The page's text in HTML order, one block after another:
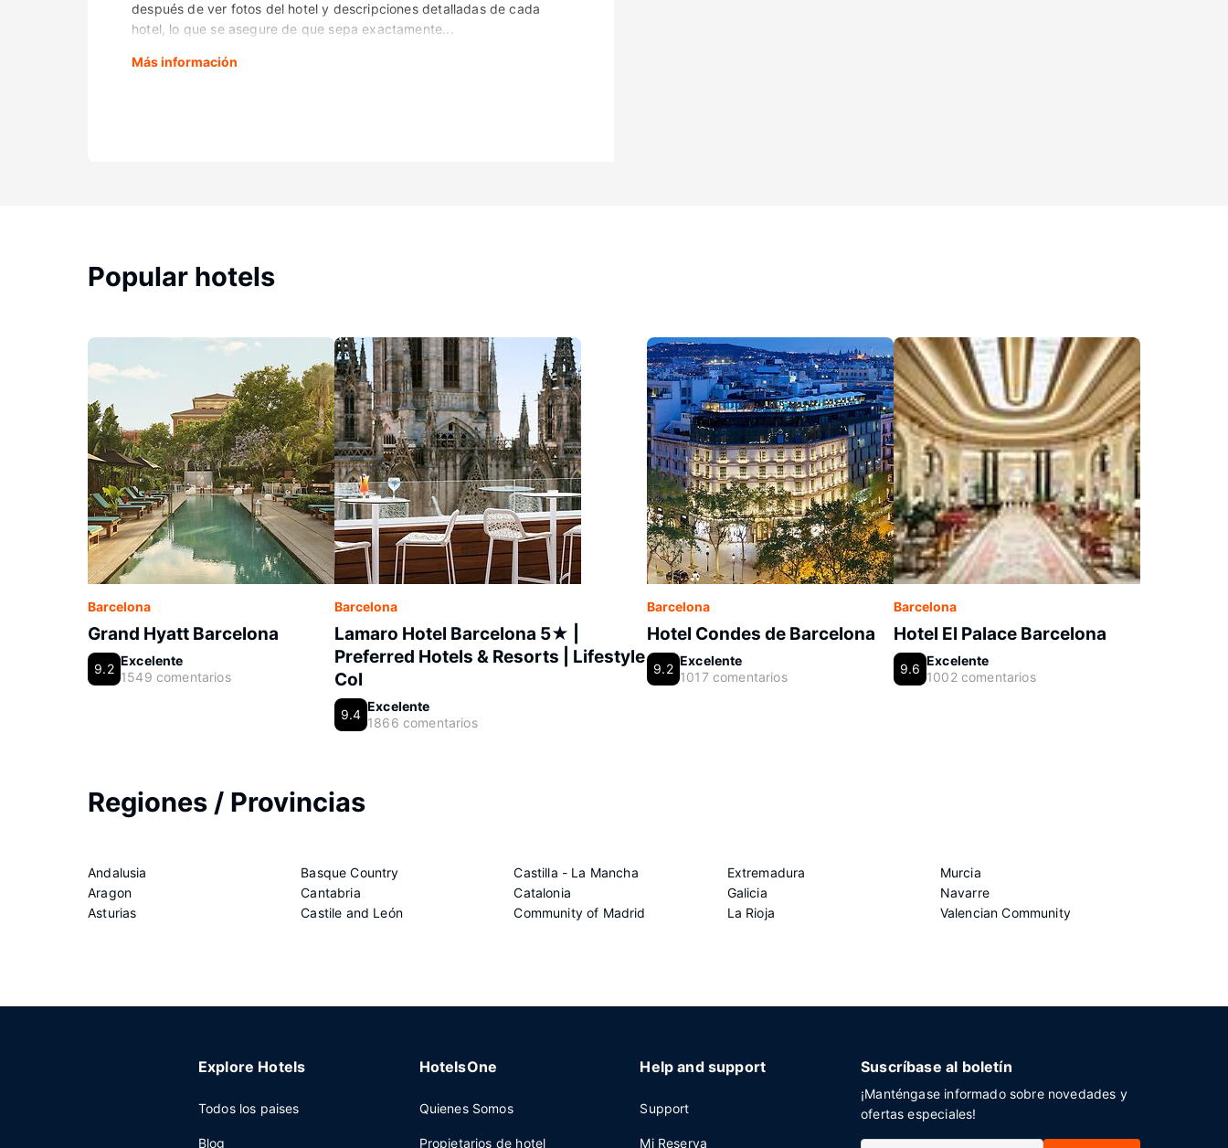
después de ver fotos del hotel y descripciones detalladas de cada
hotel, lo que se asegure de que sepa exactamente...
Más información
Popular hotels
Barcelona
Grand Hyatt Barcelona
9.2
Excelente
1549 comentarios
Barcelona
Lamaro Hotel Barcelona 5★ |
Preferred Hotels & Resorts | Lifestyle
Col
9.4
Excelente
1866 comentarios
Barcelona
Hotel Condes de Barcelona
9.2
Excelente
1017 comentarios
Barcelona
Hotel El Palace Barcelona
9.6
Excelente
1002 comentarios
Regiones / Provincias
Andalusia
Aragon
Asturias
Basque Country
Cantabria
Castile and León
Castilla - La Mancha
Catalonia
Community of Madrid
Extremadura
Galicia
La Rioja
Murcia
Navarre
Valencian Community
Explore Hotels
Todos los paises
Blog
HotelsOne
Quienes Somos
Propietarios de hotel
Help and support
Support
Mi Reserva
Suscríbase al boletín
¡Manténgase informado sobre novedades y
ofertas especiales!